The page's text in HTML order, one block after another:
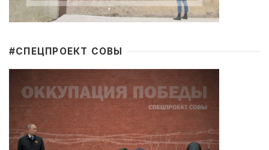
#CПЕЦПРОЕКТ СОВЫ